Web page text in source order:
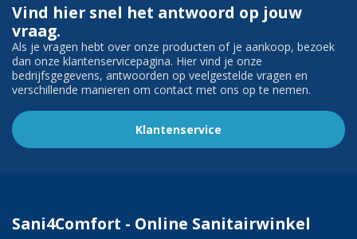
Vind hier snel het antwoord op jouw
vraag.
Als je vragen hebt over onze producten of je aankoop, bezoek
dan onze klantenservicepagina. Hier vind je onze
bedrijfsgegevens, antwoorden op veelgestelde vragen en
verschillende manieren om contact met ons op te nemen.
Klantenservice
Sani4Comfort - Online Sanitairwinkel